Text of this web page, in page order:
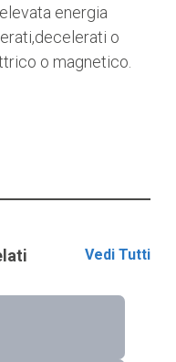
energia
o
o magnetico.
Vedi Tutti